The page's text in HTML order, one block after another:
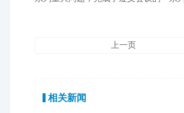
上一页
相关新闻